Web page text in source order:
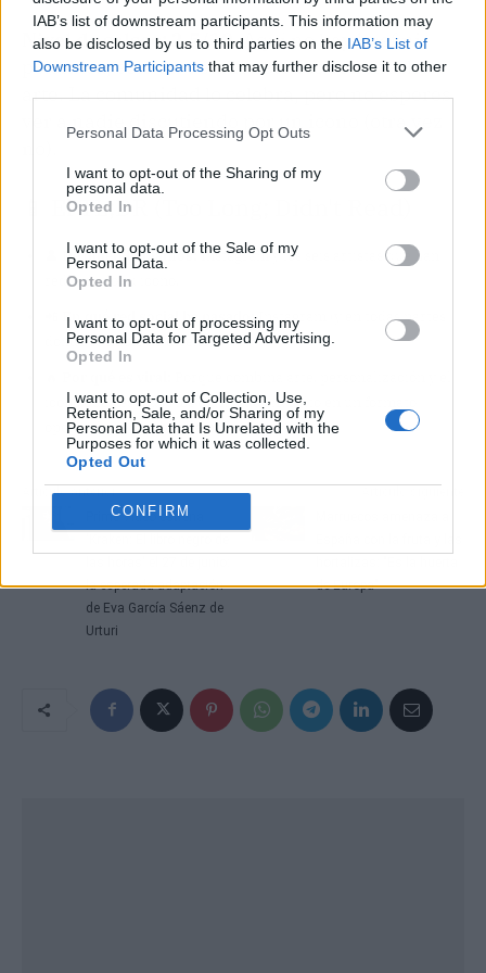
IAB’s list of downstream participants. This information may
also be disclosed by us to third parties on the IAB’s List of
Downstream Participants that may further disclose it to other
Personal Data Processing Opt Outs
I want to opt-out of the Sharing of my
personal data.
Opted In
I want to opt-out of the Sale of my
Personal Data.
Opted In
I want to opt-out of processing my
Personal Data for Targeted Advertising.
Opted In
I want to opt-out of Collection, Use,
Retention, Sale, and/or Sharing of my
Personal Data that Is Unrelated with the
Purposes for which it was collected.
Opted Out
CONFIRM
Nivel de salseo: 2,5/10.Aquí no hay beef ni
polémica, solo un detalle estético con mucho
arte. La comunidad lo celebra, pero no esperes
ver a nadie discutiendo por un icono (otra vez
📱 El TL;DR (Too Long; Didn't Read)
De quién hablamos: Instagram y los seis artistas que han
rediseñado su icono.
En qué red social ha pasado:Instagram (y en todas partes
donde se hable de diseño).
icono que ves todos los días, todo envuelto en un formato
opcional que no obliga a nadie.
Artículo anterior
Prime Video estrena
la esperada adaptación
de Eva García Sáenz de
Urturi
de Europa"